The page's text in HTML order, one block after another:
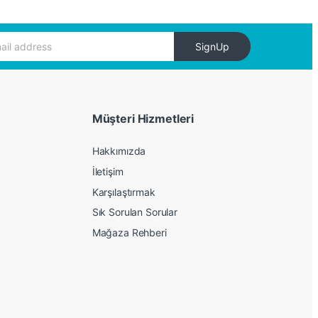
SignUp
Müşteri Hizmetleri
Hakkımızda
İletişim
Karşılaştırmak
Sık Sorulan Sorular
Mağaza Rehberi